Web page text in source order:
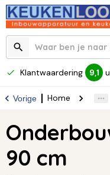
Klantwaardering 9,1
Vorige Home
90 cm